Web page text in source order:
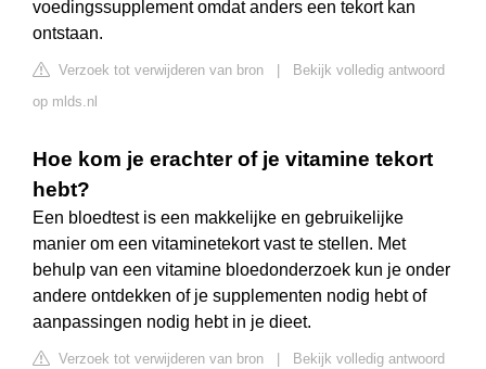
voedingssupplement omdat anders een tekort kan
ontstaan.
Verzoek tot verwijderen van bron
Bekijk volledig antwoord
op mlds.nl
Hoe kom je erachter of je vitamine tekort
hebt?
Een bloedtest is een makkelijke en gebruikelijke
manier om een vitaminetekort vast te stellen. Met
behulp van een vitamine bloedonderzoek kun je onder
andere ontdekken of je supplementen nodig hebt of
aanpassingen nodig hebt in je dieet.
Verzoek tot verwijderen van bron
Bekijk volledig antwoord